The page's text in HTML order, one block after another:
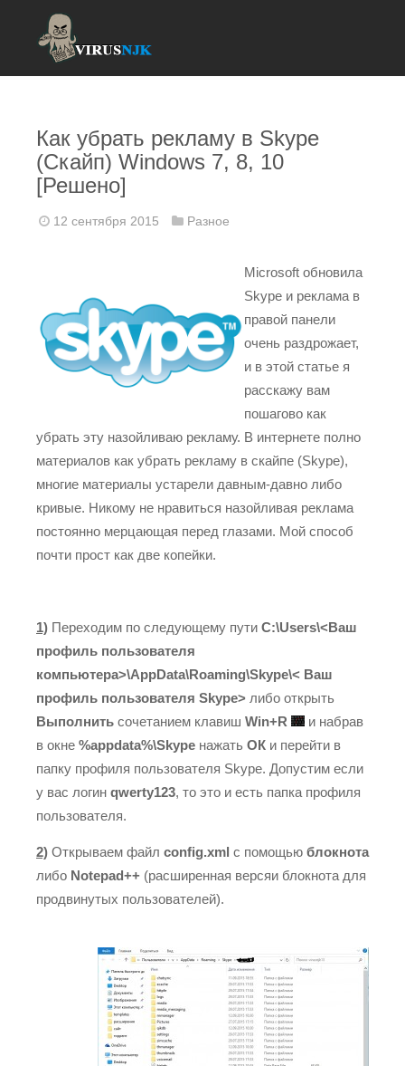
Как убрать рекламу в Skype
(Скайп) Windows 7, 8, 10
[Решено]
12 сентября 2015 Разное
Microsoft обновила
Skype и реклама в
правой панели
очень раздрожает,
и в этой статье я
расскажу вам
пошагово как
убрать эту назойливаю рекламу. В интернете полно
материалов как убрать рекламу в скайпе (Skype),
многие материалы устарели давным-давно либо
кривые. Никому не нравиться назойливая реклама
постоянно мерцающая перед глазами. Мой способ
почти прост как две копейки.
1) Переходим по следующему пути C:\Users\<Ваш
профиль пользователя
компьютера>\AppData\Roaming\Skype\< Ваш
профиль пользователя Skype> либо открыть
Выполнить сочетанием клавиш Win+R
и набрав
в окне %appdata%\Skype нажать ОК и перейти в
папку профиля пользователя Skype. Допустим если
у вас логин qwerty123, то это и есть папка профиля
пользователя.
2) Открываем файл config.xml с помощью блокнота
либо Notepad++ (расширенная версяи блокнота для
продвинутых пользователей).